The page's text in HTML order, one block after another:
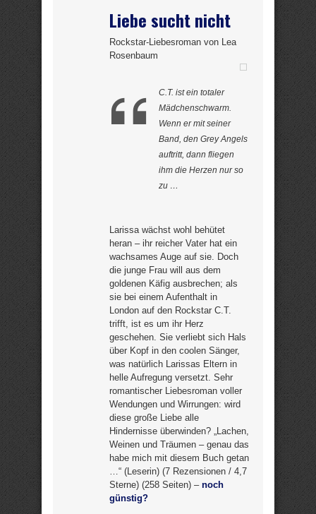
Liebe sucht nicht
Rockstar-Liebesroman von Lea
Rosenbaum
C.T. ist ein totaler
Mädchenschwarm.
Wenn er mit seiner
Band, den Grey Angels
auftritt, dann fliegen
ihm die Herzen nur so
zu …
Larissa wächst wohl behütet
heran – ihr reicher Vater hat ein
wachsames Auge auf sie. Doch
die junge Frau will aus dem
goldenen Käfig ausbrechen; als
sie bei einem Aufenthalt in
London auf den Rockstar C.T.
trifft, ist es um ihr Herz
geschehen. Sie verliebt sich Hals
über Kopf in den coolen Sänger,
was natürlich Larissas Eltern in
helle Aufregung versetzt. Sehr
romantischer Liebesroman voller
Wendungen und Wirrungen: wird
diese große Liebe alle
Hindernisse überwinden? „Lachen,
Weinen und Träumen – genau das
habe mich mit diesem Buch getan
…“ (Leserin) (7 Rezensionen / 4,7
Sterne) (258 Seiten) – noch
günstig?